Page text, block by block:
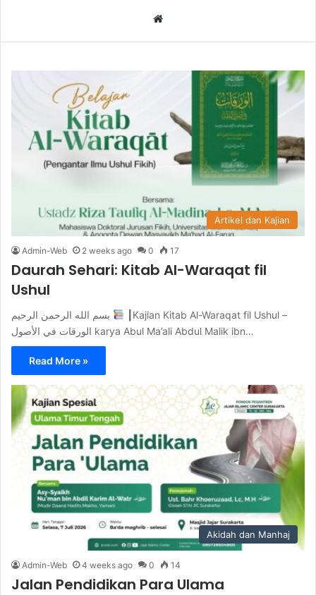
Artikel dan Kajian
Admin-Web 2 weeks ago 0 17
Daurah Sehari: Kitab Al-Waraqat fil
Ushul
┃Kajian Kitab Al-Waraqat fil Ushul –
الورقات في الأصول karya Abul Ma’ali Abdul Malik ibn…
Read More »
Akidah dan Manhaj
Admin-Web 4 weeks ago 0 14
Jalan Pendidikan Para Ulama